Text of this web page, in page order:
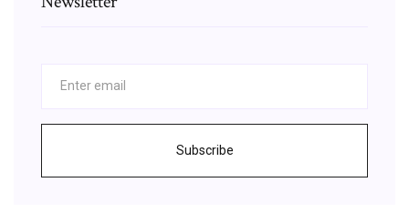
Subscribe